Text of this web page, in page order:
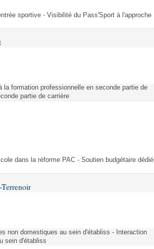
sportive - Visibilité du Pass'Sport à l'approche
formation professionnelle en seconde partie de
partie de carrière
dans la réforme PAC - Soutien budgétaire dédié
non domestiques au sein d'établiss - Interaction
sein d'établiss